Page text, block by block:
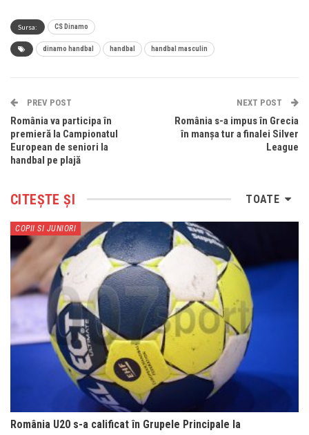
Sursa: CS Dinamo
dinamo handbal handbal handbal masculin
PREV POST
România va participa în
premieră la Campionatul
European de seniori la
handbal pe plajă
NEXT POST
România s-a impus în Grecia
în manșa tur a finalei Silver
League
TOATE
CITEȘTE ȘI
COPII SI JUNIORI
România U20 s-a calificat în Grupele Principale la